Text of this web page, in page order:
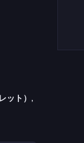
ット）,